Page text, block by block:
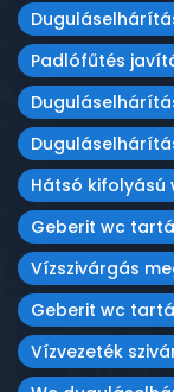
Padlófűtés
Hátsó kifolyású
Geberit wc
Vízszivárgás
Geberit wc
Vízvezeték